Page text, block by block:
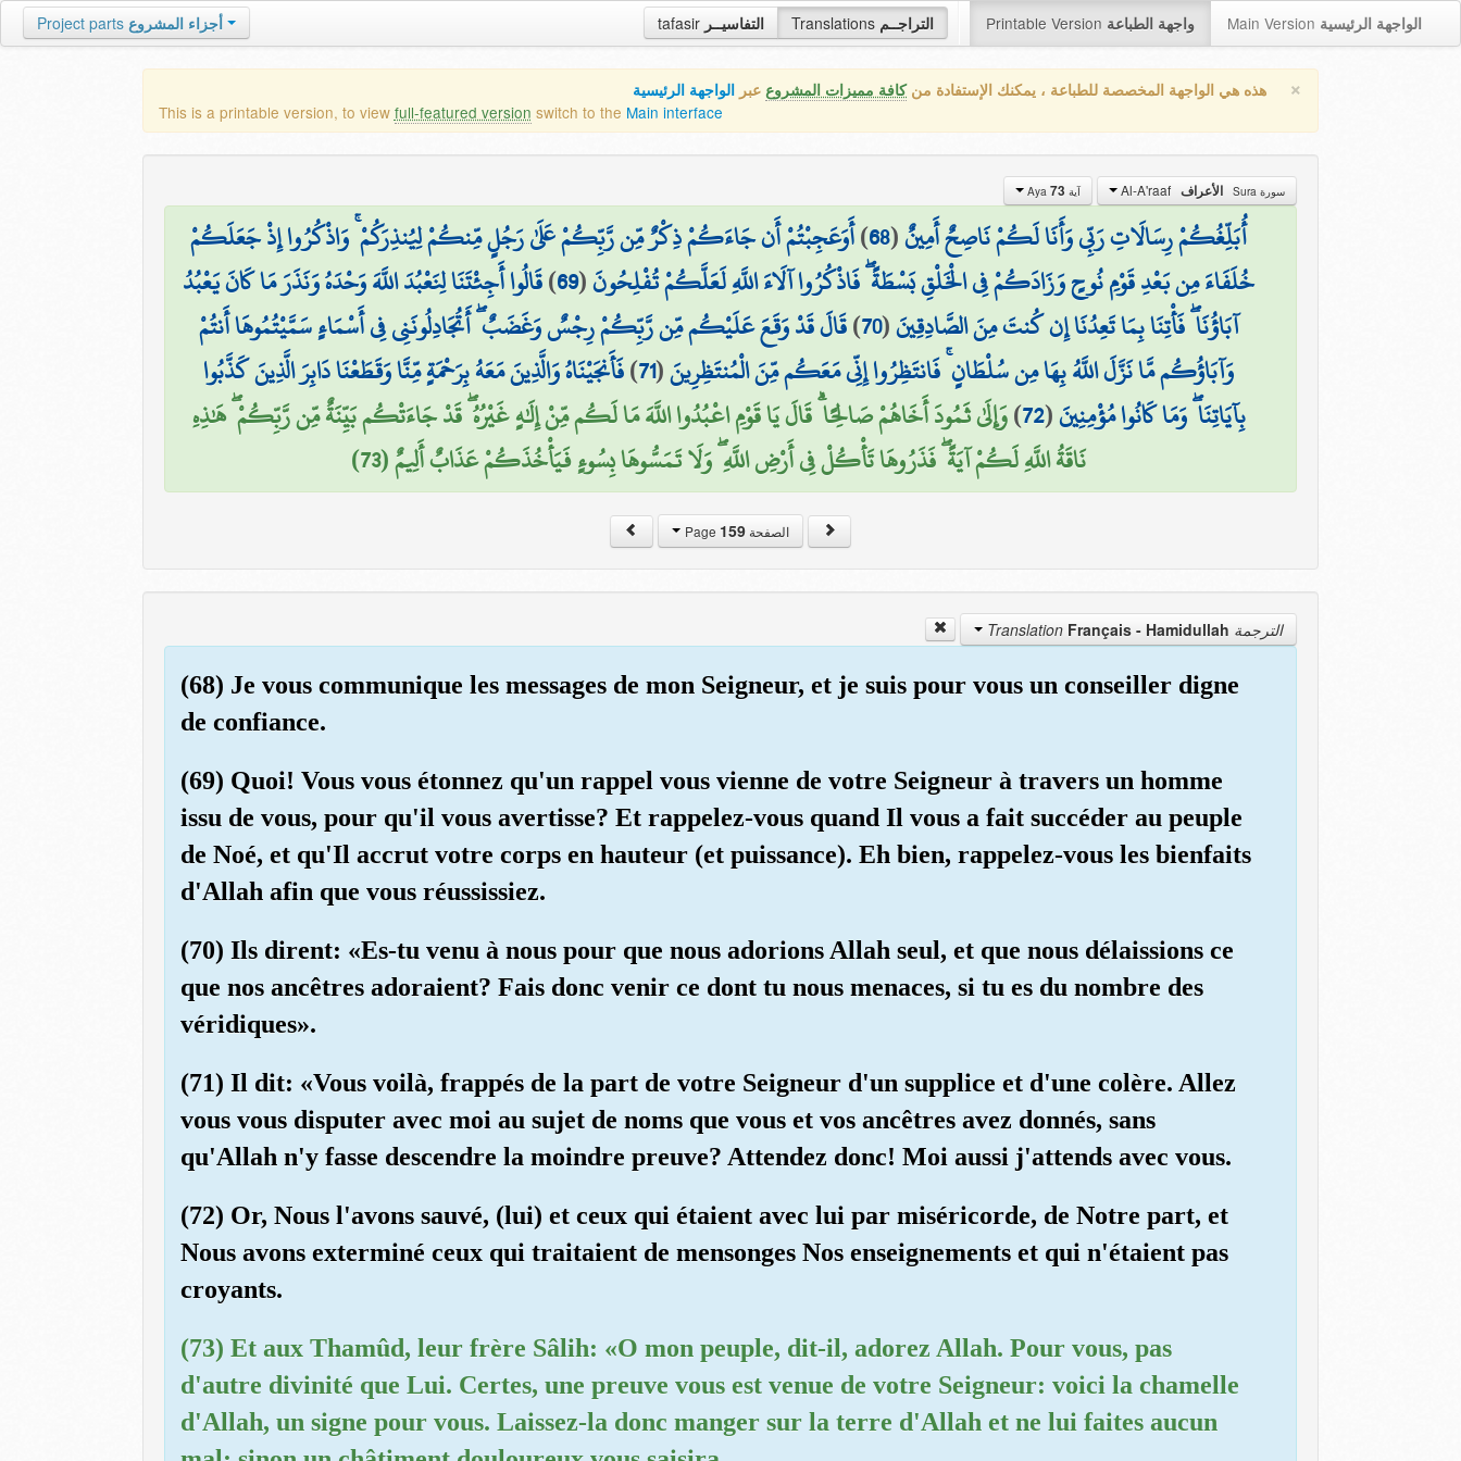
tafasir التفاسيــر Translations التراجــم Printable Version واجهة الطباعة Main Version الواجهة الرئيسية Project parts أجزاء المشروع
× هذه هي الواجهة المخصصة للطباعة ، يمكنك الإستفادة منكافة مميزات المشروع عبر الواجهة الرئيسية
This is a printable version, to view full-featured version switch to the Main interface
سورة Sura الأعراف آية Aya 73
أُبَلِّغُكُمْ رِسَالَاتِ رَبِّي وَأَنَا لَكُمْ نَاصِحٌ أَمِينٌ(
68
)أَوَعَجِبْتُمْ أَن جَاءَكُمْ ذِكْرٌ مِّن رَّبِّكُمْ عَلَىٰ رَجُلٍ مِّنكُمْ لِيُنذِرَكُمْ ۚ وَاذْكُرُوا إِذْ جَعَلَكُمْ
خُلَفَاءَ مِن بَعْدِ قَوْمِ نُوحٍ وَزَادَكُمْ فِي الْخَلْقِ بَسْطَةً ۖ فَاذْكُرُوا آلَاءَ اللَّهِ لَعَلَّكُمْ تُفْلِحُونَ(
69
)قَالُوا أَجِئْتَنَا لِنَعْبُدَ اللَّهَ وَحْدَهُ وَنَذَرَ مَا كَانَ يَعْبُدُ
آبَاؤُنَا ۖ فَأْتِنَا بِمَا تَعِدُنَا إِن كُنتَ مِنَ الصَّادِقِينَ(
70
)قَالَ قَدْ وَقَعَ عَلَيْكُم مِّن رَّبِّكُمْ رِجْسٌ وَغَضَبٌ ۖ أَتُجَادِلُونَنِي فِي أَسْمَاءٍ سَمَّيْتُمُوهَا أَنتُمْ
وَآبَاؤُكُم مَّا نَزَّلَ اللَّهُ بِهَا مِن سُلْطَانٍ ۚ فَانتَظِرُوا إِنِّي مَعَكُم مِّنَ الْمُنتَظِرِينَ(
71
)فَأَنجَيْنَاهُ وَالَّذِينَ مَعَهُ بِرَحْمَةٍ مِّنَّا وَقَطَعْنَا دَابِرَ الَّذِينَ كَذَّبُوا
بِآيَاتِنَا ۖ وَمَا كَانُوا مُؤْمِنِينَ(
72
)وَإِلَىٰ ثَمُودَ أَخَاهُمْ صَالِحًا ۗ قَالَ يَا قَوْمِ اعْبُدُوا اللَّهَ مَا لَكُم مِّنْ إِلَٰهٍ غَيْرُهُ ۖ قَدْ جَاءَتْكُم بَيِّنَةٌ مِّن رَّبِّكُمْ ۖ هَٰذِهِ
نَاقَةُ اللَّهِ لَكُمْ آيَةً ۖ فَذَرُوهَا تَأْكُلْ فِي أَرْضِ اللَّهِ ۖ وَلَا تَمَسُّوهَا بِسُوءٍ فَيَأْخُذَكُمْ عَذَابٌ أَلِيمٌ (73)
الصفحة Page159
الترجمة Translation Français - Hamidullah
(68) Je vous communique les messages de mon Seigneur, et je suis pour vous un conseiller digne
de confiance.
(69) Quoi! Vous vous étonnez qu'un rappel vous vienne de votre Seigneur à travers un homme
issu de vous, pour qu'il vous avertisse? Et rappelez-vous quand Il vous a fait succéder au peuple
de Noé, et qu'Il accrut votre corps en hauteur (et puissance). Eh bien, rappelez-vous les bienfaits
d'Allah afin que vous réussissiez.
(70) Ils dirent: «Es-tu venu à nous pour que nous adorions Allah seul, et que nous délaissions ce
que nos ancêtres adoraient? Fais donc venir ce dont tu nous menaces, si tu es du nombre des
véridiques».
(71) Il dit: «Vous voilà, frappés de la part de votre Seigneur d'un supplice et d'une colère. Allez
vous vous disputer avec moi au sujet de noms que vous et vos ancêtres avez donnés, sans
qu'Allah n'y fasse descendre la moindre preuve? Attendez donc! Moi aussi j'attends avec vous.
(72) Or, Nous l'avons sauvé, (lui) et ceux qui étaient avec lui par miséricorde, de Notre part, et
Nous avons exterminé ceux qui traitaient de mensonges Nos enseignements et qui n'étaient pas
croyants.
(73) Et aux Thamûd, leur frère Sâlih: «O mon peuple, dit-il, adorez Allah. Pour vous, pas
d'autre divinité que Lui. Certes, une preuve vous est venue de votre Seigneur: voici la chamelle
d'Allah, un signe pour vous. Laissez-la donc manger sur la terre d'Allah et ne lui faites aucun